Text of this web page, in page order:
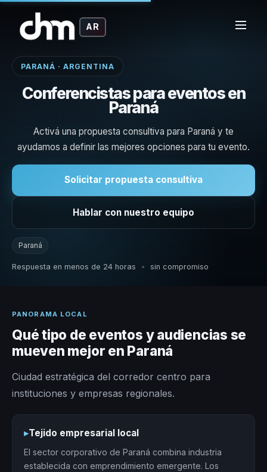
AR
PARANÁ · ARGENTINA
Conferencistas para eventos en
Paraná
Activá una propuesta consultiva para Paraná y te
ayudamos a definir las mejores opciones para tu evento.
Solicitar propuesta consultiva
Hablar con nuestro equipo
Paraná
Respuesta en menos de 24 horas • sin compromiso
PANORAMA LOCAL
Qué tipo de eventos y audiencias se
mueven mejor en Paraná
Ciudad estratégica del corredor centro para
instituciones y empresas regionales.
▸Tejido empresarial local
El sector corporativo de Paraná combina industria
establecida con emprendimiento emergente. Los